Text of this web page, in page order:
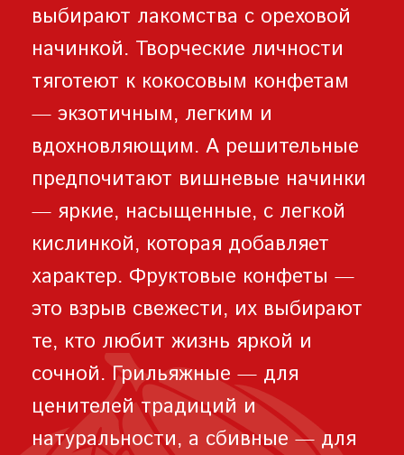
выбирают лакомства с ореховой
начинкой. Творческие личности
тяготеют к кокосовым конфетам
— экзотичным, легким и
вдохновляющим. А решительные
предпочитают вишневые начинки
— яркие, насыщенные, с легкой
кислинкой, которая добавляет
характер. Фруктовые конфеты —
это взрыв свежести, их выбирают
те, кто любит жизнь яркой и
сочной. Грильяжные — для
ценителей традиций и
натуральности, а сбивные — для